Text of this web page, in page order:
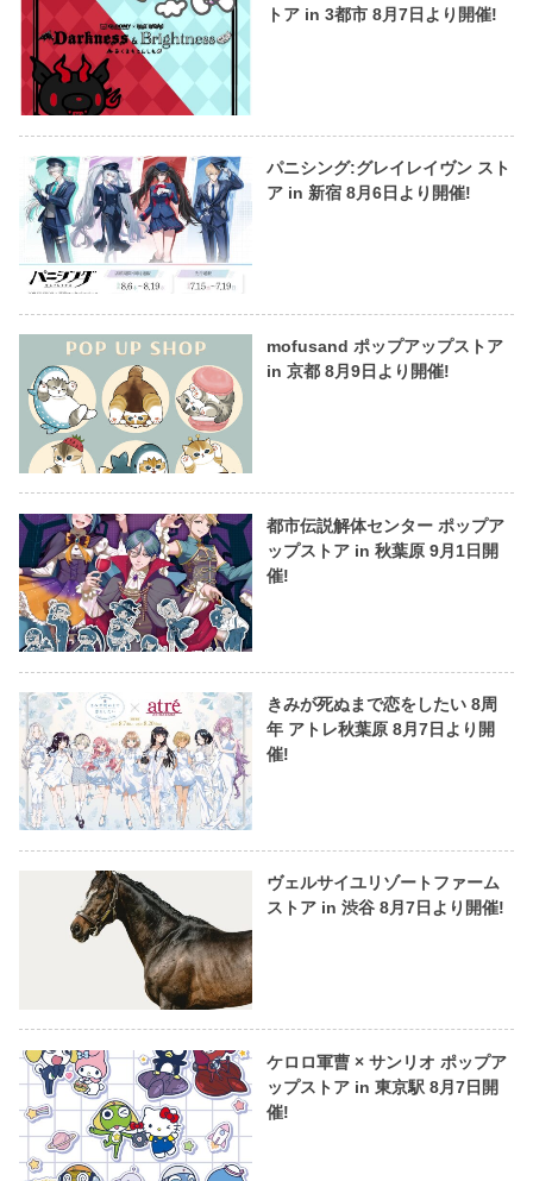
トア in 3都市 8月7日より開催!
パニシング:グレイレイヴン スト
ア in 新宿 8月6日より開催!
mofusand ポップアップストア
in 京都 8月9日より開催!
都市伝説解体センター ポップア
ップストア in 秋葉原 9月1日開
催!
きみが死ぬまで恋をしたい 8周
年 アトレ秋葉原 8月7日より開
催!
ヴェルサイユリゾートファーム
ストア in 渋谷 8月7日より開催!
ケロロ軍曹 × サンリオ ポップア
ップストア in 東京駅 8月7日開
催!